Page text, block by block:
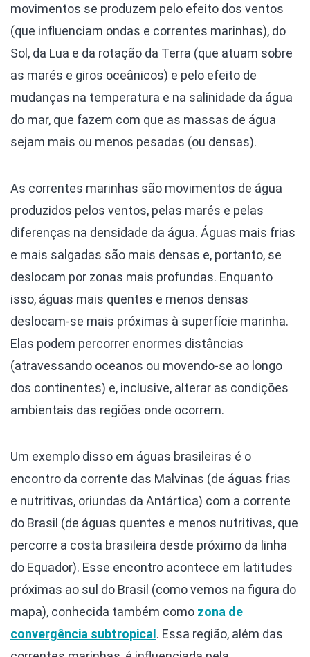
movimentos se produzem pelo efeito dos ventos
(que influenciam ondas e correntes marinhas), do
Sol, da Lua e da rotação da Terra (que atuam sobre
as marés e giros oceânicos) e pelo efeito de
mudanças na temperatura e na salinidade da água
do mar, que fazem com que as massas de água
sejam mais ou menos pesadas (ou densas).
As correntes marinhas são movimentos de água
produzidos pelos ventos, pelas marés e pelas
diferenças na densidade da água. Águas mais frias
e mais salgadas são mais densas e, portanto, se
deslocam por zonas mais profundas. Enquanto
isso, águas mais quentes e menos densas
deslocam-se mais próximas à superfície marinha.
Elas podem percorrer enormes distâncias
(atravessando oceanos ou movendo-se ao longo
dos continentes) e, inclusive, alterar as condições
ambientais das regiões onde ocorrem.
Um exemplo disso em águas brasileiras é o
encontro da corrente das Malvinas (de águas frias
e nutritivas, oriundas da Antártica) com a corrente
do Brasil (de águas quentes e menos nutritivas, que
percorre a costa brasileira desde próximo da linha
do Equador). Esse encontro acontece em latitudes
próximas ao sul do Brasil (como vemos na figura do
mapa), conhecida também como zona de
convergência subtropical. Essa região, além das